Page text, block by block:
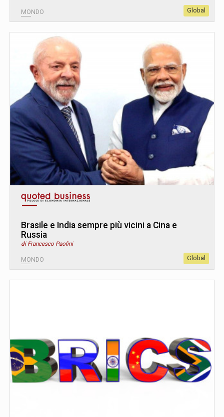
MONDO Global
Brasile e India sempre più vicini a Cina e
Russia
di Francesco Paolini
MONDO Global